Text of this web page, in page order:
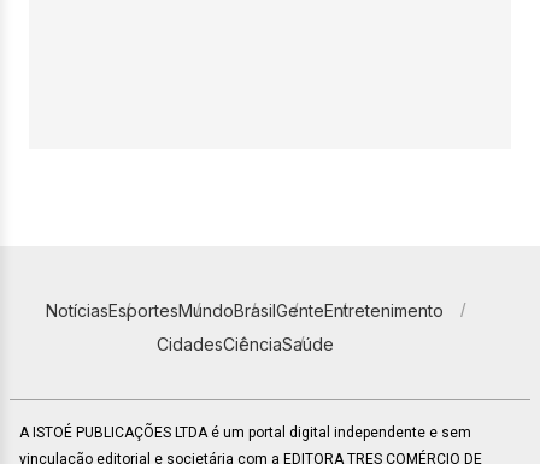
NotíciasEsportesMundoBrasilGenteEntretenimento
CidadesCiênciaSaúde
A ISTOÉ PUBLICAÇÕES LTDA é um portal digital independente e sem
vinculação editorial e societária com a EDITORA TRES COMÉRCIO DE